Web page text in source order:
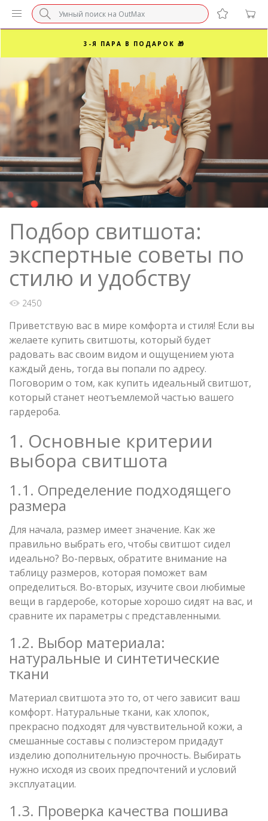
БЕЗ НАЦЕНКИ МАРКЕТПЛЕЙСОВ ⚡ ВАШ РАЗМЕР
3-Я ПАРА В ПОДАРОК 🎁
ПОСЛЕДНИЕ РАЗМЕРЫ ОТ 1500₽⚡️
СУПЕРАКЦИЯ 🔥 2-Я ПАРА -50%
Подбор свитшота:
экспертные советы по
стилю и удобству
2450
Приветствую вас в мире комфорта и стиля! Если вы
желаете купить свитшоты, который будет
радовать вас своим видом и ощущением уюта
каждый день, тогда вы попали по адресу.
Поговорим о том, как купить идеальный свитшот,
который станет неотъемлемой частью вашего
гардероба.
1. Основные критерии
выбора свитшота
1.1. Определение подходящего
размера
Для начала, размер имеет значение. Как же
правильно выбрать его, чтобы свитшот сидел
идеально? Во-первых, обратите внимание на
таблицу размеров, которая поможет вам
определиться. Во-вторых, изучите свои любимые
вещи в гардеробе, которые хорошо сидят на вас, и
сравните их параметры с представленными.
1.2. Выбор материала:
натуральные и синтетические
ткани
Материал свитшота это то, от чего зависит ваш
комфорт. Натуральные ткани, как хлопок,
прекрасно подходят для чувствительной кожи, а
смешанные составы с полиэстером придадут
изделию дополнительную прочность. Выбирать
нужно исходя из своих предпочтений и условий
эксплуатации.
1.3. Проверка качества пошива